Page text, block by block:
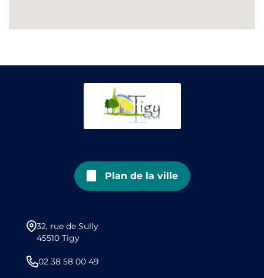
Plan de la ville
32, rue de Sully
45510 Tigy
02 38 58 00 49